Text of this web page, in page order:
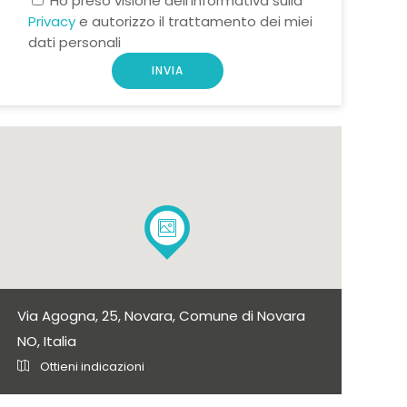
Privacye autorizzo il trattamento dei miei
dati personali
Via Agogna, 25, Novara, Comune di Novara
NO, Italia
Ottieni indicazioni